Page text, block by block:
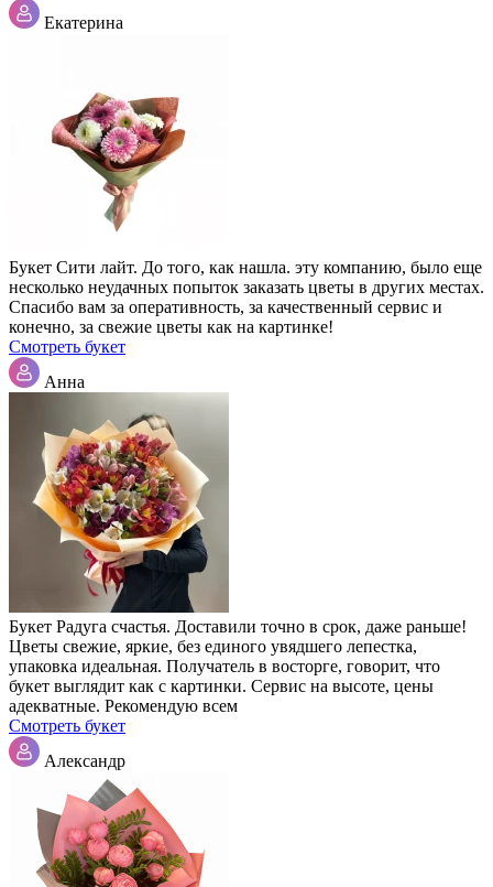
Екатерина
Букет Сити лайт. До того, как нашла. эту компанию, было еще
несколько неудачных попыток заказать цветы в других местах.
Спасибо вам за оперативность, за качественный сервис и
конечно, за свежие цветы как на картинке!
Смотреть букет
Анна
Букет Радуга счастья. Доставили точно в срок, даже раньше!
Цветы свежие, яркие, без единого увядшего лепестка,
упаковка идеальная. Получатель в восторге, говорит, что
букет выглядит как с картинки. Сервис на высоте, цены
адекватные. Рекомендую всем
Смотреть букет
Александр